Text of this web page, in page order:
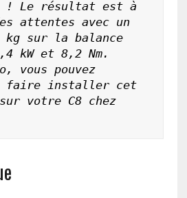
! Le résultat est à
attentes avec un
kg sur la balance
kW et 8,2 Nm.
vous pouvez
et faire installer cet
sur votre C8 chez